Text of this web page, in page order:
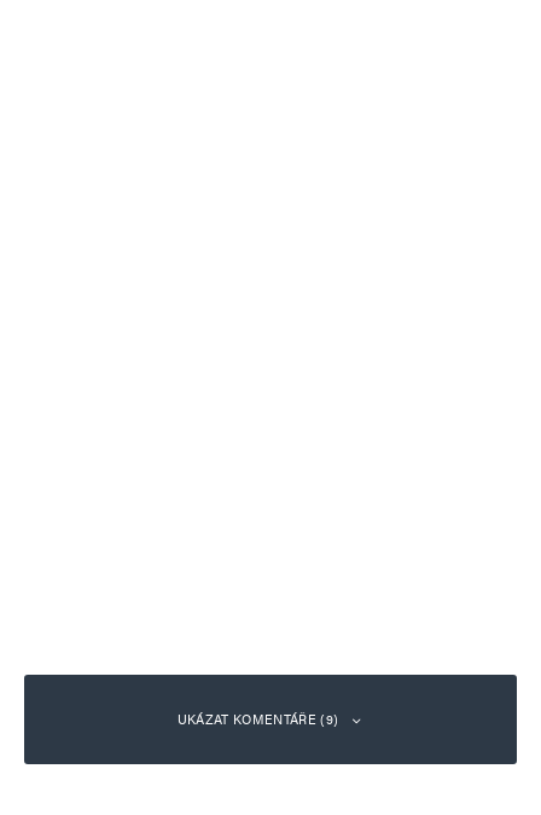
UKÁZAT KOMENTÁŘE (9)